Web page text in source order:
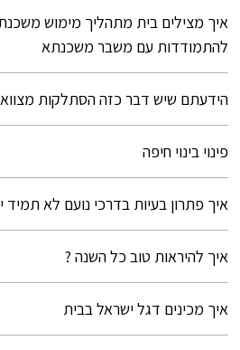
איך מצילים בית מתהליך מימוש
להתמודדות עם משבר משכנתא
הידעתם שיש דבר כזה הסתלקות
פינוי בינוי חיפה
איך פתרון בעיות בדרכי נועם לא תמיד
איך להיראות טוב כל השנה ?
איך מכינים דגל ישראל בבית